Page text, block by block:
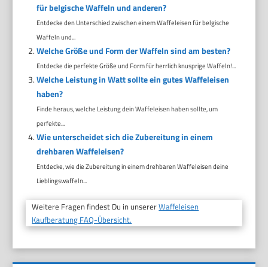
für belgische Waffeln und anderen?
Entdecke den Unterschied zwischen einem Waffeleisen für belgische
Waffeln und...
Welche Größe und Form der Waffeln sind am besten?
Entdecke die perfekte Größe und Form für herrlich knusprige Waffeln!...
Welche Leistung in Watt sollte ein gutes Waffeleisen
haben?
Finde heraus, welche Leistung dein Waffeleisen haben sollte, um
perfekte...
Wie unterscheidet sich die Zubereitung in einem
drehbaren Waffeleisen?
Entdecke, wie die Zubereitung in einem drehbaren Waffeleisen deine
Lieblingswaffeln...
Weitere Fragen findest Du in unsererWaffeleisen
Kaufberatung FAQ-Übersicht.